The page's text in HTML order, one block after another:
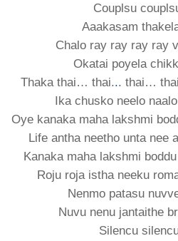
Couplsu
Aaakasam
Chalo ray ray ray ray
Okatai poyela
Thaka thai… thai... thai…
Ika chusko neelo
Oye kanaka maha lakshmi
Life antha neetho unta nee
Kanaka maha lakshmi
Roju roja istha neeku
Nenmo patasu
Nuvu nenu jantaithe
Silencu